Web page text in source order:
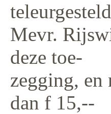
Mevr.
deze toe-
zegging, en
dan f 15,--